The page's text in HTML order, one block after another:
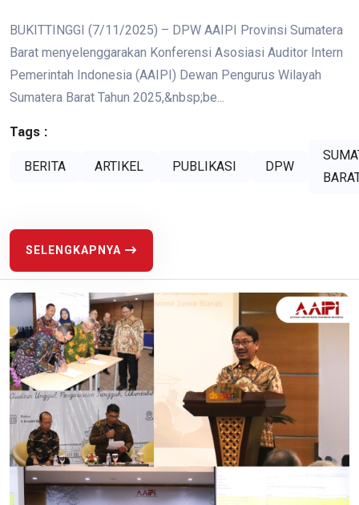
BUKITTINGGI (7/11/2025) – DPW AAIPI Provinsi Sumatera
Barat menyelenggarakan Konferensi Asosiasi Auditor Intern
Pemerintah Indonesia (AAIPI) Dewan Pengurus Wilayah
Sumatera Barat Tahun 2025,&nbsp;be...
Tags :
BERITA ARTIKEL PUBLIKASI DPW
SELENGKAPNYA